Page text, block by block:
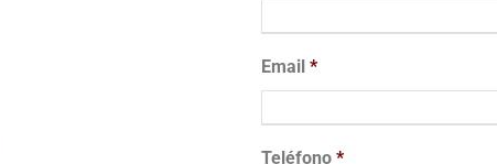
Email *
Teléfono *